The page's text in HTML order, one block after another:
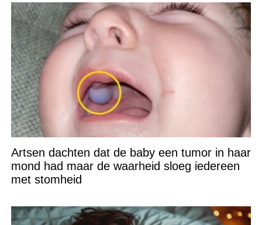
Artsen dachten dat de baby een tumor in haar
mond had maar de waarheid sloeg iedereen
met stomheid